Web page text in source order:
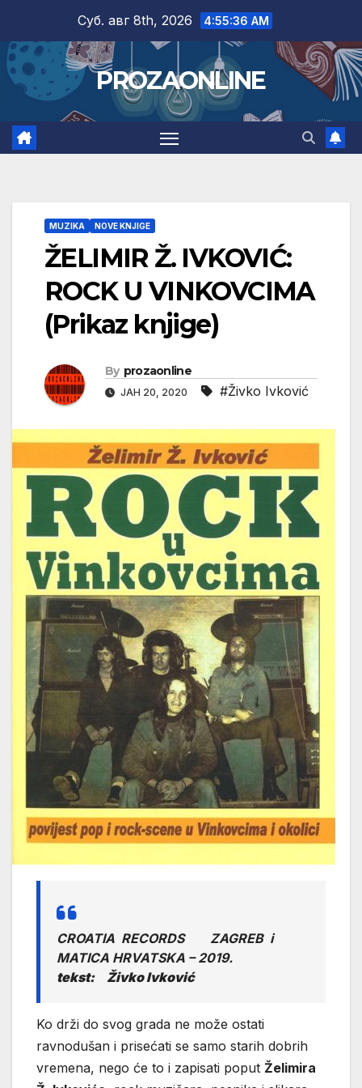
content
Суб. авг 8th, 2026 4:55:37 AM
PROZAONLINE
MUZIKA NOVE KNJIGE
ŽELIMIR Ž. IVKOVIĆ:
ROCK U VINKOVCIMA
(Prikaz knjige)
By prozaonline
ЈАН 20, 2020 #Živko Ivković
CROATIA RECORDS ZAGREB i
MATICA HRVATSKA – 2019.
tekst: Živko Ivković
Ko drži do svog grada ne može ostati
ravnodušan i prisećati se samo starih dobrih
vremena, nego će to i zapisati poput Želimira